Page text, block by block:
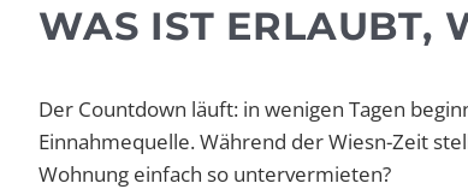
WAS IST ERLAUBT,
Der Countdown läuft: in wenigen Tagen
Einnahmequelle. Während der Wiesn-Zeit
Wohnung einfach so untervermieten?